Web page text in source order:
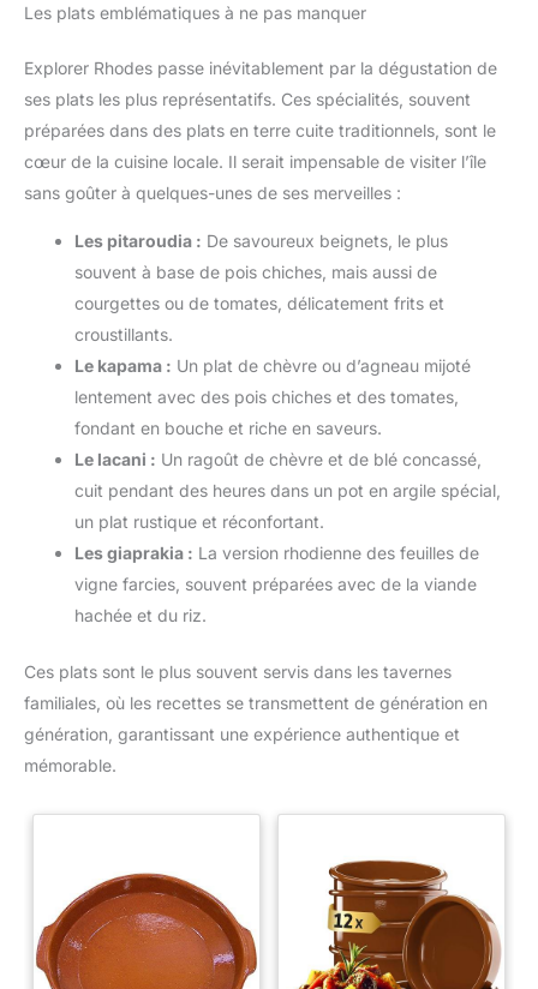
Les plats emblématiques à ne pas manquer
Explorer Rhodes passe inévitablement par la dégustation de
ses plats les plus représentatifs. Ces spécialités, souvent
préparées dans des plats en terre cuite traditionnels, sont le
cœur de la cuisine locale. Il serait impensable de visiter l’île
sans goûter à quelques-unes de ses merveilles :
Les pitaroudia : De savoureux beignets, le plus
souvent à base de pois chiches, mais aussi de
courgettes ou de tomates, délicatement frits et
croustillants.
Le kapama : Un plat de chèvre ou d’agneau mijoté
lentement avec des pois chiches et des tomates,
fondant en bouche et riche en saveurs.
Le lacani : Un ragoût de chèvre et de blé concassé,
cuit pendant des heures dans un pot en argile spécial,
un plat rustique et réconfortant.
Les giaprakia : La version rhodienne des feuilles de
vigne farcies, souvent préparées avec de la viande
hachée et du riz.
Ces plats sont le plus souvent servis dans les tavernes
familiales, où les recettes se transmettent de génération en
génération, garantissant une expérience authentique et
mémorable.